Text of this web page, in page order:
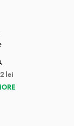
lei